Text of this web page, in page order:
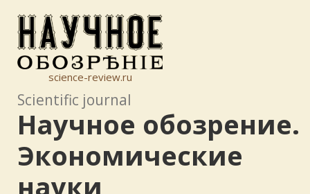
science-review.ru
Scientific journal
Научное обозрение.
Экономические
науки